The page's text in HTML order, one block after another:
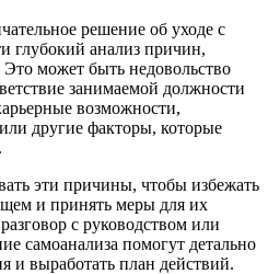
решение об уходе с
глубокий анализ причин,
может быть недовольство
занимаемой должности
возможности,
другие факторы, которые
эти причины, чтобы избежать
и принять меры для их
с руководством или
самоанализа помогут детально
и выработать план действий.